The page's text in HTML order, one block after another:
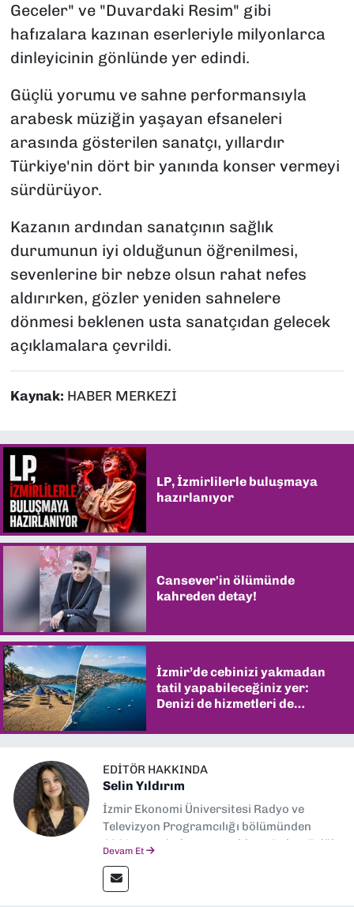
Geceler" ve "Duvardaki Resim" gibi
hafızalara kazınan eserleriyle milyonlarca
dinleyicinin gönlünde yer edindi.
Güçlü yorumu ve sahne performansıyla
arabesk müziğin yaşayan efsaneleri
arasında gösterilen sanatçı, yıllardır
Türkiye'nin dört bir yanında konser vermeyi
sürdürüyor.
Kazanın ardından sanatçının sağlık
durumunun iyi olduğunun öğrenilmesi,
sevenlerine bir nebze olsun rahat nefes
aldırırken, gözler yeniden sahnelere
dönmesi beklenen usta sanatçıdan gelecek
açıklamalara çevrildi.
Kaynak: HABER MERKEZİ
LP, İzmirlilerle buluşmaya
hazırlanıyor
Cansever'in ölümünde
kahreden detay!
İzmir’de cebinizi yakmadan
tatil yapabileceğiniz yer:
Denizi de hizmetleri de
EDITÖR HAKKINDA
Selin Yıldırım
İzmir Ekonomi Üniversitesi Radyo ve
Televizyon Programcılığı bölümünden
2024 senesinde mezun oldum. Dokuz Eylül
editörlük görevini de üstleniyorum.
Devam Et